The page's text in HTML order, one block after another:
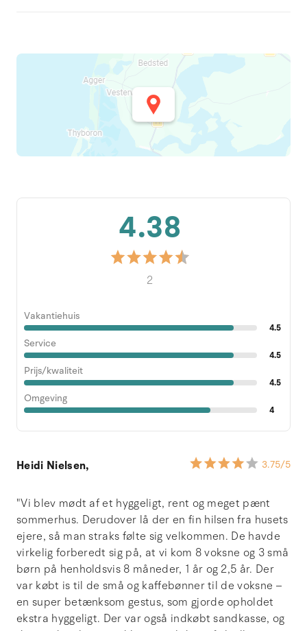
4.38
2
Vakantiehuis
4.5
Service
4.5
Prijs/kwaliteit
4.5
Omgeving
4
Heidi Nielsen, 3.75/5
"Vi blev mødt af et hyggeligt, rent og meget pænt
sommerhus. Derudover lå der en fin hilsen fra husets
ejere, så man straks følte sig velkommen. De havde
virkelig forberedt sig på, at vi kom 8 voksne og 3 små
børn på henholdsvis 8 måneder, 1 år og 2,5 år. Der
var købt is til de små og kaffebønner til de voksne –
en super betænksom gestus, som gjorde opholdet
ekstra hyggeligt. Der var også indkøbt sandkasse, og